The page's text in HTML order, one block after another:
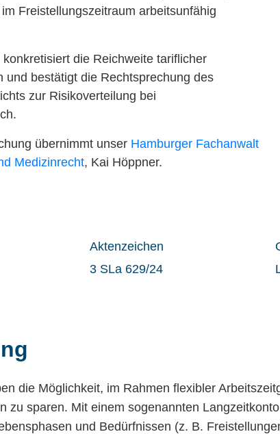
Freistellungszeitraum arbeitsunfähig
die Reichweite tariflicher
und bestätigt die Rechtsprechung des
zur Risikoverteilung bei
übernimmt unser Hamburger Fachanwalt
Medizinrecht, Kai Höppner.
Aktenzeichen
3 SLa 629/24
die Möglichkeit, im Rahmen flexibler
zu sparen. Mit einem sogenannten
und Bedürfnissen (z. B.